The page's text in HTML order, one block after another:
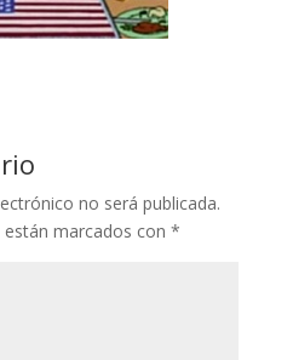
no será publicada.
marcados con *